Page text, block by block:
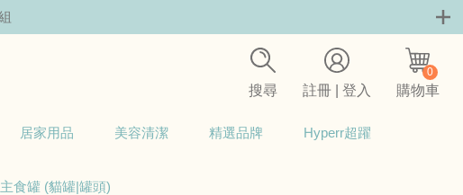
搜尋 註冊 | 登入
0
購物車
居家用品 美容清潔 精選品牌 Hyperr超躍
食罐 (貓罐|罐頭)